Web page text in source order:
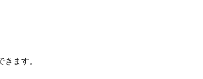
block delays the input signal by one sample period
HDL code for the model.
ます。